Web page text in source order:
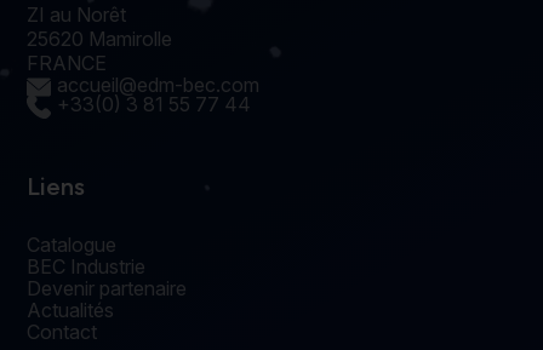
ZI au Norêt
25620 Mamirolle
FRANCE
accueil@edm-bec.com
+33(0) 3 81 55 77 44
Liens
Catalogue
BEC Industrie
Devenir partenaire
Actualités
Contact